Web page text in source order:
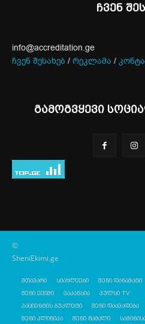
ჩვენ
info@accreditation.ge
ჩვენ შესახებ / რეკლამა /
გამოგვყევი
©
SheniEkimi.ge
მთავარი სიახლეები შენი დანამატი
შენი ექიმი
ვაკანსია
პულსი TV
პაციენტის ბუკლეტი
შენი დაავადება
შენი კლინიკა
შენი წამალი